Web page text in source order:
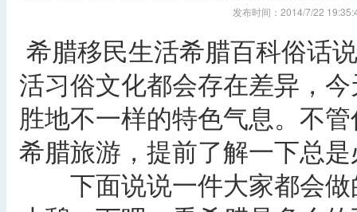
发布时间：2014/7/22
希腊移民生活希腊百科俗话
活习俗文化都会存在差异，
胜地不一样的特色气息。不
希腊旅游，提前了解一下总
下面说说一件大家都会做